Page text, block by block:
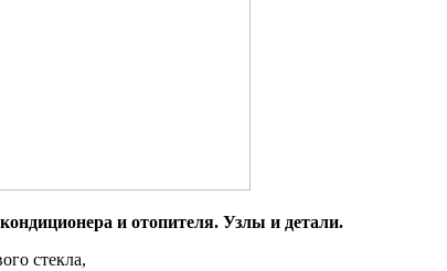
и отопителя. Узлы и детали.
стекла,